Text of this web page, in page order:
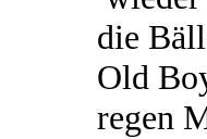
die
Old
regen